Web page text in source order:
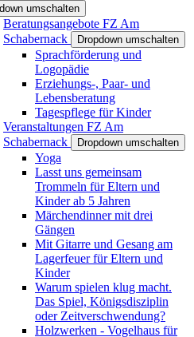
umschalten
Beratungsangebote FZ Am
Schabernack
Dropdown umschalten
Sprachförderung und
Logopädie
Erziehungs-, Paar- und
Lebensberatung
Tagespflege für Kinder
Veranstaltungen FZ Am
Schabernack
Dropdown umschalten
Yoga
Lasst uns gemeinsam
Trommeln für Eltern und
Kinder ab 5 Jahren
Märchendinner mit drei
Gängen
Mit Gitarre und Gesang am
Lagerfeuer für Eltern und
Kinder
Warum spielen klug macht.
Das Spiel, Königsdisziplin
oder Zeitverschwendung?
Holzwerken - Vogelhaus für